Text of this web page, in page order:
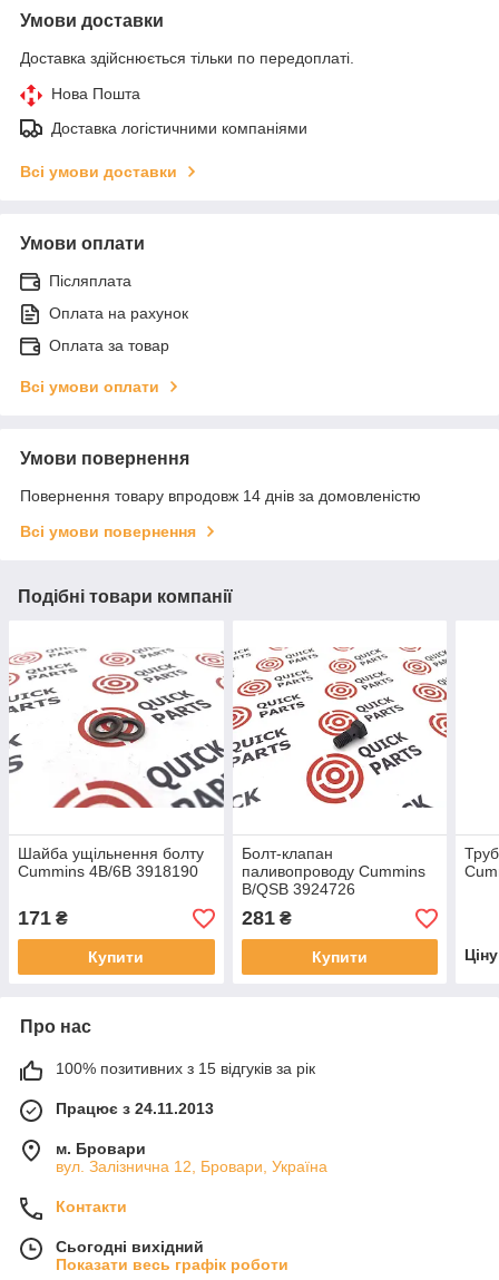
Умови доставки
Доставка здійснюється тільки по передоплаті.
Нова Пошта
Доставка логістичними компаніями
Всі умови доставки
Умови оплати
Післяплата
Оплата на рахунок
Оплата за товар
Всі умови оплати
Умови повернення
Повернення товару впродовж 14 днів за домовленістю
Всі умови повернення
Подібні товари компанії
Шайба ущільнення болту
Cummins 4B/6B 3918190
171 ₴
Купити
Болт-клапан
паливопроводу Cummins
B/QSB 3924726
281₴
Купити
Про нас
100% позитивних з 15 відгуків за рік
Працює з 24.11.2013
м. Бровари
вул. Залізнична 12, Бровари, Україна
Контакти
Сьогодні вихідний
Показати весь графік роботи